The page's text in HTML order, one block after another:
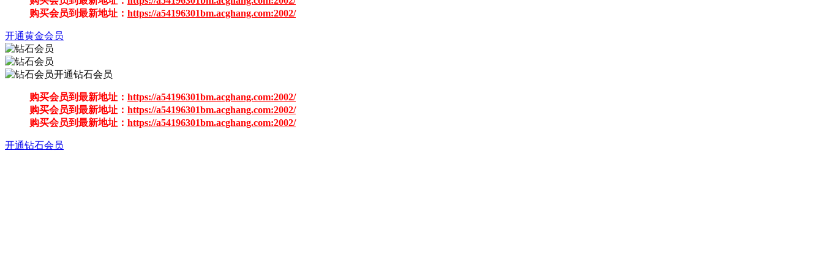
购买会员到最新地址： https://a54196301bm.acghang.com:2002/
开通黄金会员
开通钻石会员
购买会员到最新地址： https://a54196301bm.acghang.com:2002/
购买会员到最新地址： https://a54196301bm.acghang.com:2002/
购买会员到最新地址： https://a54196301bm.acghang.com:2002/
开通钻石会员